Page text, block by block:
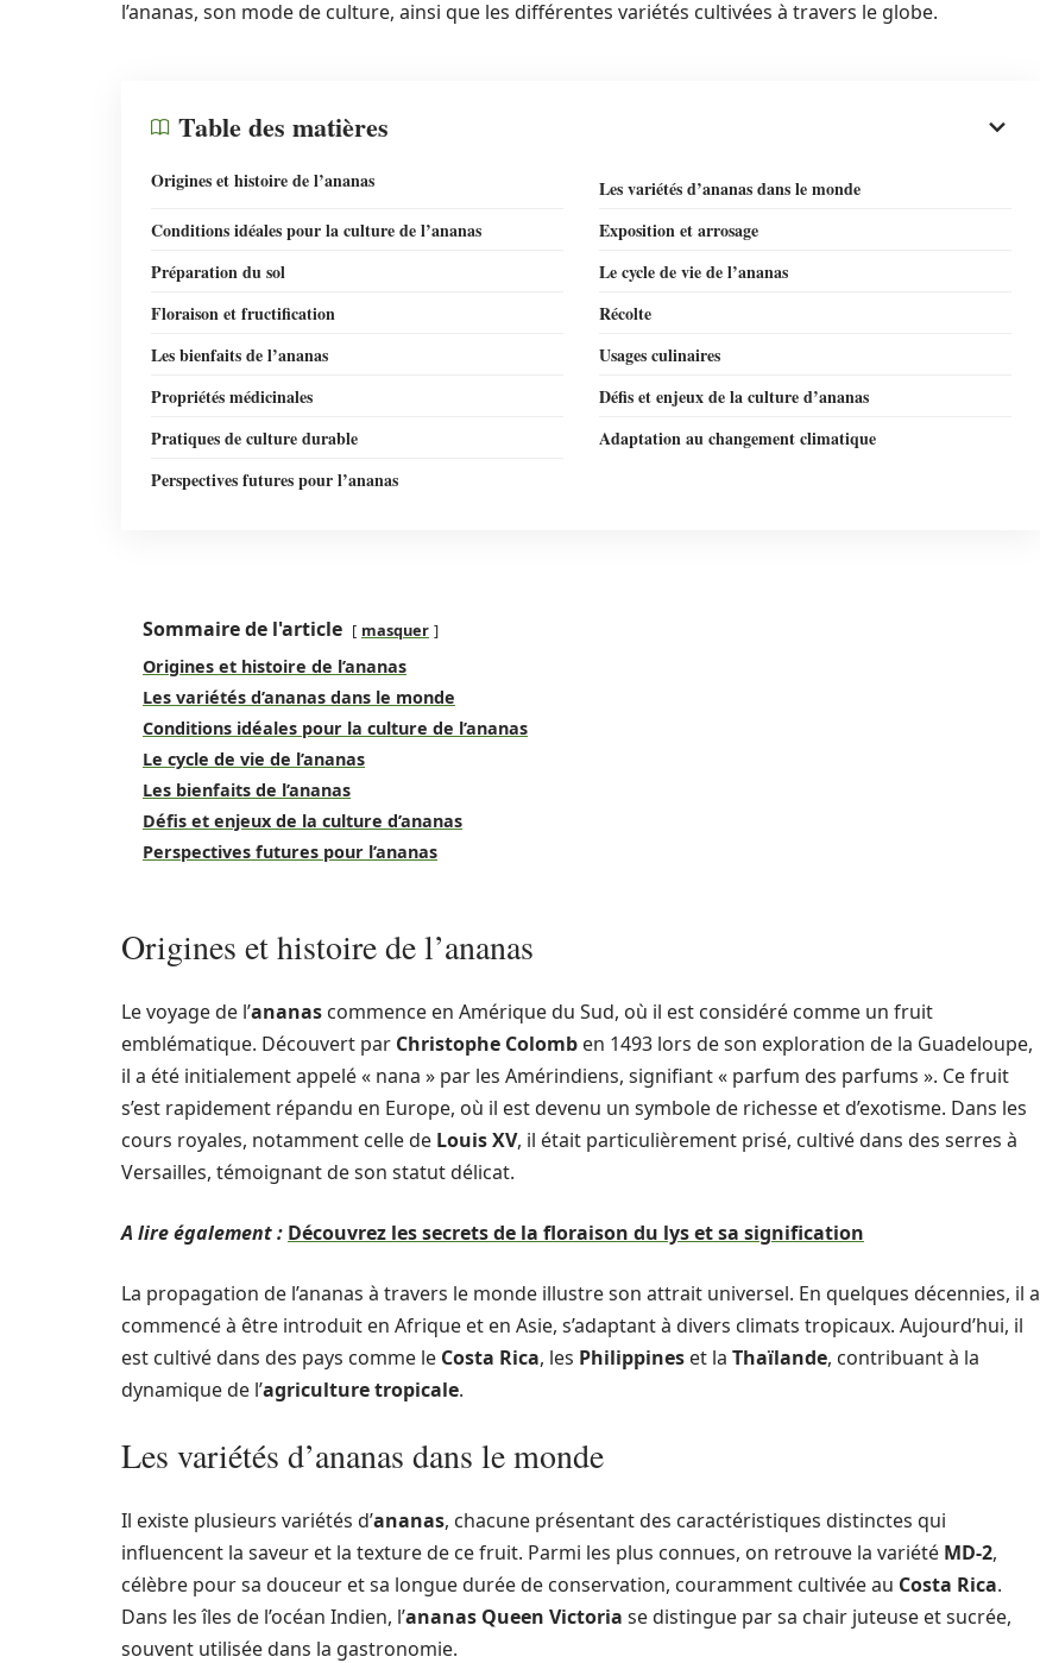
l’ananas, son mode de culture, ainsi que les différentes variétés cultivées à travers le globe.
Table des matières
Origines et histoire de l’ananas
Les variétés d’ananas dans le monde
Conditions idéales pour la culture de l’ananas
Exposition et arrosage
Préparation du sol
Le cycle de vie de l’ananas
Floraison et fructification
Récolte
Les bienfaits de l’ananas
Usages culinaires
Propriétés médicinales
Défis et enjeux de la culture d’ananas
Pratiques de culture durable
Adaptation au changement climatique
Perspectives futures pour l’ananas
Sommaire de l'article masquer
Origines et histoire de l’ananas
Les variétés d’ananas dans le monde
Conditions idéales pour la culture de l’ananas
Le cycle de vie de l’ananas
Les bienfaits de l’ananas
Défis et enjeux de la culture d’ananas
Perspectives futures pour l’ananas
Origines et histoire de l’ananas
Le voyage de l’ananas commence en Amérique du Sud, où il est considéré comme un fruit
emblématique. Découvert par Christophe Colomb en 1493 lors de son exploration de la Guadeloupe,
il a été initialement appelé « nana » par les Amérindiens, signifiant « parfum des parfums ». Ce fruit
s’est rapidement répandu en Europe, où il est devenu un symbole de richesse et d’exotisme. Dans les
cours royales, notamment celle de Louis XV, il était particulièrement prisé, cultivé dans des serres à
Versailles, témoignant de son statut délicat.
A lire également : Découvrez les secrets de la floraison du lys et sa signification
La propagation de l’ananas à travers le monde illustre son attrait universel. En quelques décennies, il a
commencé à être introduit en Afrique et en Asie, s’adaptant à divers climats tropicaux. Aujourd’hui, il
est cultivé dans des pays comme le Costa Rica, les Philippines et la Thaïlande, contribuant à la
dynamique de l’agriculture tropicale.
Les variétés d’ananas dans le monde
Il existe plusieurs variétés d’ananas, chacune présentant des caractéristiques distinctes qui
influencent la saveur et la texture de ce fruit. Parmi les plus connues, on retrouve la variété MD-2,
célèbre pour sa douceur et sa longue durée de conservation, couramment cultivée au Costa Rica.
Dans les îles de l’océan Indien, l’ananas Queen Victoria se distingue par sa chair juteuse et sucrée,
souvent utilisée dans la gastronomie.